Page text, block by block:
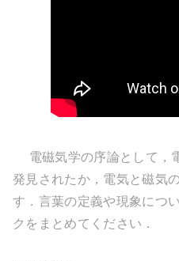
電磁気学の序論として，
発見されたか，電気と磁気
す．言葉の定義や現象につ
クをまとめてください．